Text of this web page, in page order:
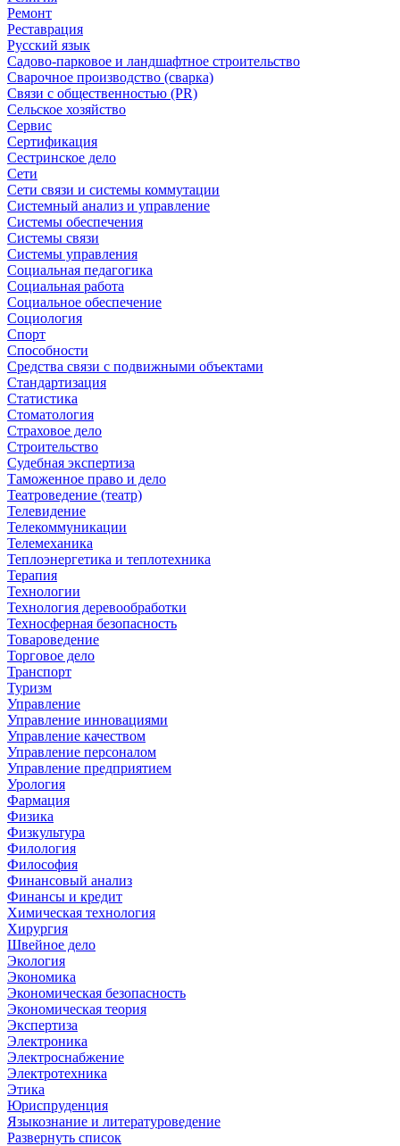
Ремонт
Реставрация
Русский язык
Садово-парковое и ландшафтное строительство
Сварочное производство (сварка)
Связи с общественностью (PR)
Сельское хозяйство
Сервис
Сертификация
Сестринское дело
Сети
Сети связи и системы коммутации
Системный анализ и управление
Системы обеспечения
Системы связи
Системы управления
Социальная педагогика
Социальная работа
Социальное обеспечение
Социология
Спорт
Способности
Средства связи с подвижными объектами
Стандартизация
Статистика
Стоматология
Страховое дело
Строительство
Судебная экспертиза
Таможенное право и дело
Театроведение (театр)
Телевидение
Телекоммуникации
Телемеханика
Теплоэнергетика и теплотехника
Терапия
Технологии
Технология деревообработки
Техносферная безопасность
Товароведение
Торговое дело
Транспорт
Туризм
Управление
Управление инновациями
Управление качеством
Управление персоналом
Управление предприятием
Урология
Фармация
Физика
Физкультура
Филология
Философия
Финансовый анализ
Финансы и кредит
Химическая технология
Хирургия
Швейное дело
Экология
Экономика
Экономическая безопасность
Экономическая теория
Экспертиза
Электроника
Электроснабжение
Электротехника
Этика
Юриспруденция
Языкознание и литературоведение
Развернуть список